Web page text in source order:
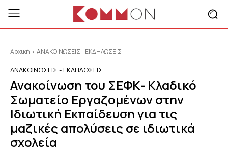
Αρχική ΑΝΑΚΟΙΝΩΣΕΙΣ - ΕΚΔΗΛΩΣΕΙΣ
ΑΝΑΚΟΙΝΩΣΕΙΣ - ΕΚΔΗΛΩΣΕΙΣ
Ανακοίνωση του ΣΕΦΚ- Κλαδικό
Σωματείο Εργαζομένων στην
Ιδιωτική Εκπαίδευση για τις
μαζικές απολύσεις σε ιδιωτικά
σχολεία